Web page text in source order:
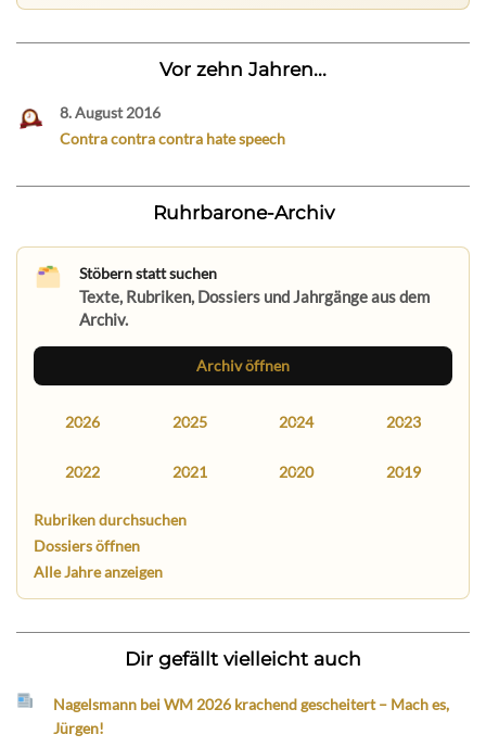
Vor zehn Jahren...
8. August 2016
Contra contra contra hate speech
Ruhrbarone-Archiv
Stöbern statt suchen
Texte, Rubriken, Dossiers und Jahrgänge aus dem
Archiv.
Archiv öffnen
2026 2025 2024 2023
2022 2021 2020 2019
Rubriken durchsuchen
Dossiers öffnen
Alle Jahre anzeigen
Dir gefällt vielleicht auch
Nagelsmann bei WM 2026 krachend gescheitert – Mach es,
Jürgen!